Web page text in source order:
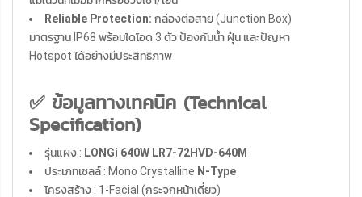
Reliable Protection: กล่องต่อสาย (Junction Box)
มาตรฐาน IP68 พร้อมไดโอด 3 ตัว ป้องกันน้ำ ฝุ่น และปัญหา
Hotspot ได้อย่างมีประสิทธิภาพ
✅ ข้อมูลทางเทคนิค (Technical
Specification)
รุ่นแผง : LONGi 640W LR7-72HVD-640M
ประเภทเซลล์ : Mono Crystalline N-Type
โครงสร้าง : 1-Facial (กระจกหน้าเดี่ยว)